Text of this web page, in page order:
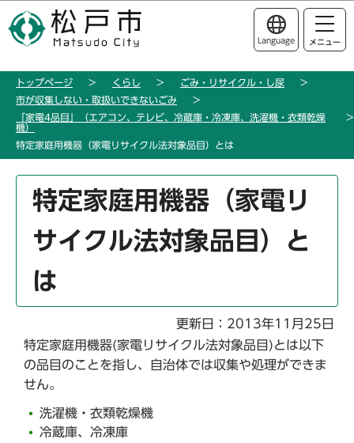
の
ー
このページの本文へ移動
Language メニュー
トップページ くらし
ごみ・リサイクル・し尿
市が収集しない・取扱いできないごみ
「家電4品目」（エアコン、テレビ、冷蔵庫・冷凍庫、洗濯機・衣類乾燥
機）
特定家庭用機器（家電リサイクル法対象品目）とは
特定家庭用機器（家電リ
サイクル法対象品目）と
は
更新日：2013年11月25日
特定家庭用機器(家電リサイクル法対象品目)とは以下
の品目のことを指し、自治体では収集や処理ができま
せん。
洗濯機・衣類乾燥機
冷蔵庫、冷凍庫